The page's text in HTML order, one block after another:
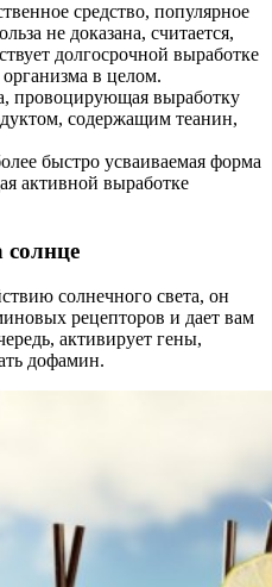
средство, популярное
не доказана, считается,
долгосрочной выработке
в целом.
провоцирующая выработку
содержащим теанин,
быстро усваиваемая форма
активной выработке
солнце
солнечного света, он
рецепторов и дает вам
активирует гены,
дофамин.